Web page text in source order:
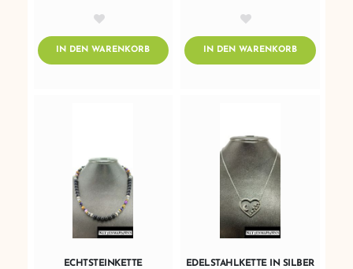
IN DEN WARENKORBADDTOCART IN DEN WARENKORBADDTOCART
ECHTSTEINKETTE
EDELSTAHLKETTE IN SILBER